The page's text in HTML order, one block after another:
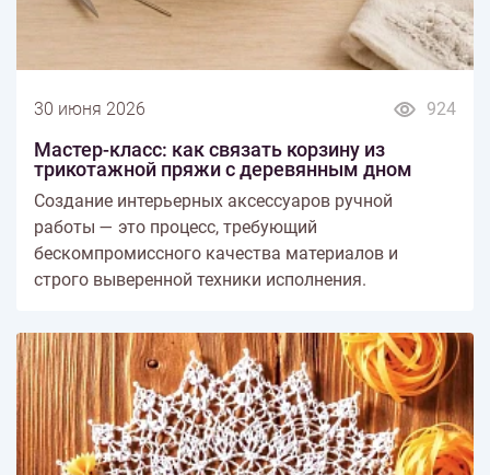
924
30 июня 2026
Мастер-класс: как связать корзину из
трикотажной пряжи с деревянным дном
Создание интерьерных аксессуаров ручной
работы — это процесс, требующий
бескомпромиссного качества материалов и
строго выверенной техники исполнения.